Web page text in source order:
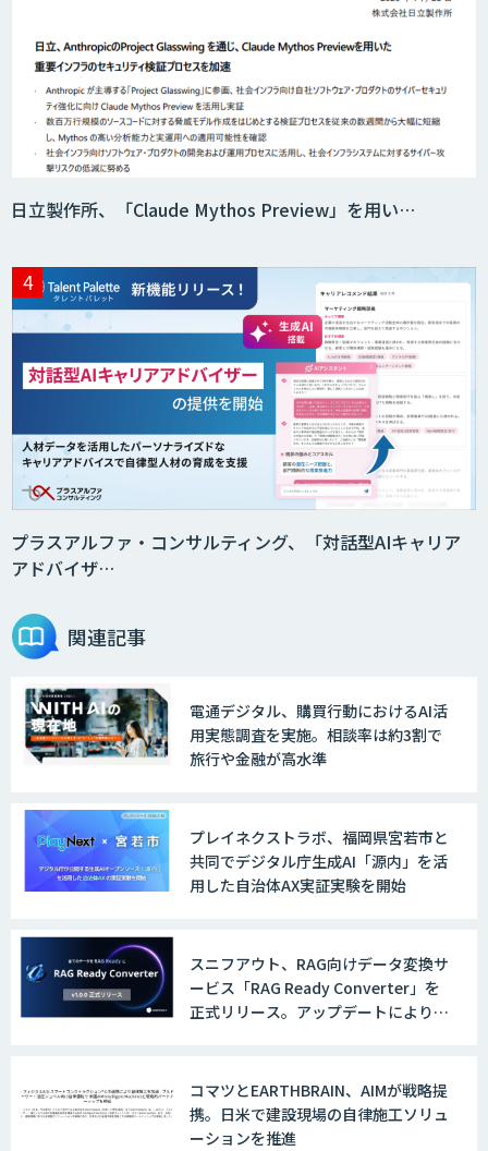
日立製作所、「Claude Mythos Preview」を用い…
プラスアルファ・コンサルティング、「対話型AIキャリア
アドバイザ…
関連記事
電通デジタル、購買行動におけるAI活
用実態調査を実施。相談率は約3割で
旅行や金融が高水準
プレイネクストラボ、福岡県宮若市と
共同でデジタル庁生成AI「源内」を活
用した自治体AX実証実験を開始
スニフアウト、RAG向けデータ変換サ
ービス「RAG Ready Converter」を
正式リリース。アップデートにより変
コマツとEARTHBRAIN、AIMが戦略提
携。日米で建設現場の自律施工ソリュ
ーションを推進